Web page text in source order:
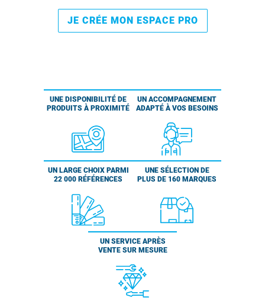
JE CRÉE MON ESPACE PRO
UNE DISPONIBILITÉ DE
PRODUITS À PROXIMITÉ
UN ACCOMPAGNEMENT
ADAPTÉ À VOS BESOINS
UN LARGE CHOIX PARMI
22 000 RÉFÉRENCES
UNE SÉLECTION DE
PLUS DE 160 MARQUES
UN SERVICE APRÈS
VENTE SUR MESURE